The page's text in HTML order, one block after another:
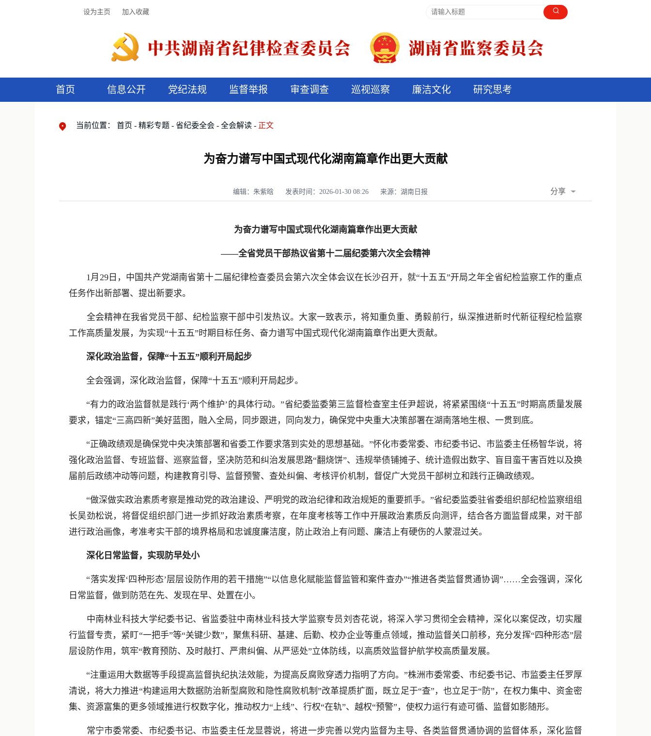
设为主页 加入收藏
首页 信息公开 党纪法规 监督举报 审查调查 巡视巡察 廉洁文化 研究思考
当前位置： 首页 精彩专题 省纪委全会 全会解读 正文
为奋力谱写中国式现代化湖南篇章作出更大贡献
编辑：朱紫晗 发表时间：2026-01-30 08:26 来源：湖南日报 分享
为奋力谱写中国式现代化湖南篇章作出更大贡献
——全省党员干部热议省第十二届纪委第六次全会精神
1月29日，中国共产党湖南省第十二届纪律检查委员会第六次全体会议在长沙召开，就“十五五”开局之年全省纪检监察工作的重点
任务作出新部署、提出新要求。
全会精神在我省党员干部、纪检监察干部中引发热议。大家一致表示，将知重负重、勇毅前行，纵深推进新时代新征程纪检监察
工作高质量发展，为实现“十五五”时期目标任务、奋力谱写中国式现代化湖南篇章作出更大贡献。
深化政治监督，保障“十五五”顺利开局起步
全会强调，深化政治监督，保障“十五五”顺利开局起步。
“有力的政治监督就是践行‘两个维护’的具体行动。”省纪委监委第三监督检查室主任尹超说，将紧紧围绕“十五五”时期高质量发展
要求，锚定“三高四新”美好蓝图，融入全局，同步跟进，同向发力，确保党中央重大决策部署在湖南落地生根、一贯到底。
“正确政绩观是确保党中央决策部署和省委工作要求落到实处的思想基础。”怀化市委常委、市纪委书记、市监委主任杨智华说，将
强化政治监督、专班监督、巡察监督，坚决防范和纠治发展思路“翻烧饼”、违规举债铺摊子、统计造假出数字、盲目蛮干害百姓以及换
届前后政绩冲动等问题，构建教育引导、监督预警、查处纠偏、考核评价机制，督促广大党员干部树立和践行正确政绩观。
“做深做实政治素质考察是推动党的政治建设、严明党的政治纪律和政治规矩的重要抓手。”省纪委监委驻省委组织部纪检监察组组
长吴劲松说，将督促组织部门进一步抓好政治素质考察，在年度考核等工作中开展政治素质反向测评，结合各方面监督成果，对干部
进行政治画像，考准考实干部的境界格局和忠诚度廉洁度，防止政治上有问题、廉洁上有硬伤的人蒙混过关。
深化日常监督，实现防早处小
“落实发挥‘四种形态’层层设防作用的若干措施”“以信息化赋能监督监管和案件查办”“推进各类监督贯通协调”……全会强调，深化
日常监督，做到防范在先、发现在早、处置在小。
中南林业科技大学纪委书记、省监委驻中南林业科技大学监察专员刘杏花说，将深入学习贯彻全会精神，深化以案促改，切实履
行监督专责，紧盯“一把手”等“关键少数”，聚焦科研、基建、后勤、校办企业等重点领域，推动监督关口前移，充分发挥“四种形态”层
层设防作用，筑牢“教育预防、及时敲打、严肃纠偏、从严惩处”立体防线，以高质效监督护航学校高质量发展。
“注重运用大数据等手段提高监督执纪执法效能，为提高反腐败穿透力指明了方向。”株洲市委常委、市纪委书记、市监委主任罗厚
清说，将大力推进“构建运用大数据防治新型腐败和隐性腐败机制”改革提质扩面，既立足于“查”，也立足于“防”，在权力集中、资金密
集、资源富集的更多领域推进行权数字化，推动权力“上线”、行权“在轨”、越权“预警”，使权力运行有迹可循、监督如影随形。
常宁市委常委、市纪委书记、市监委主任龙显蓉说，将进一步完善以党内监督为主导、各类监督贯通协调的监督体系，深化监督